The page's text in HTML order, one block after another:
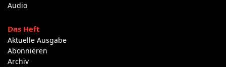
Audio
Das Heft
Aktuelle Ausgabe
Abonnieren
Archiv